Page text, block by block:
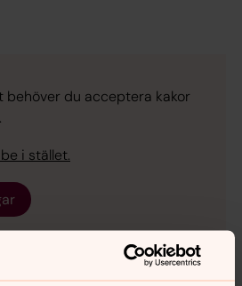
behöver du acceptera kakor
i stället.